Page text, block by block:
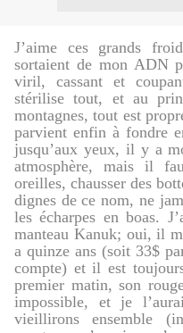
J’aime ces grands
sortaient de mon ADN
viril, cassant et
stérilise tout, et au
montagnes, tout est
parvient enfin à fondre
jusqu’aux yeux, il y a
atmosphère, mais il
oreilles, chausser des
dignes de ce nom, ne
les écharpes en boas.
manteau Kanuk; oui, il
a quinze ans (soit 33$
compte) et il est
premier matin, son
impossible, et je
vieillirons ensemble